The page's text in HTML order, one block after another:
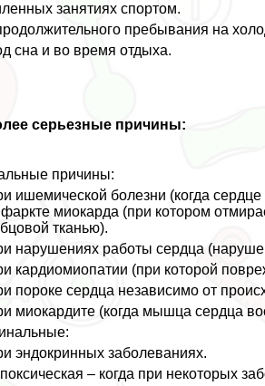
занятиях спортом.
пребывания на
сна и во время отдыха.
серьезные причины:
причины:
ишемической болезни (когда
миокарда (при котором
тканью).
нарушениях работы сердца
кардиомиопатии (при которой
пороке сердца независимо от
миокардите (когда мышца сердца
эндокринных заболеваниях.
– когда при некоторых